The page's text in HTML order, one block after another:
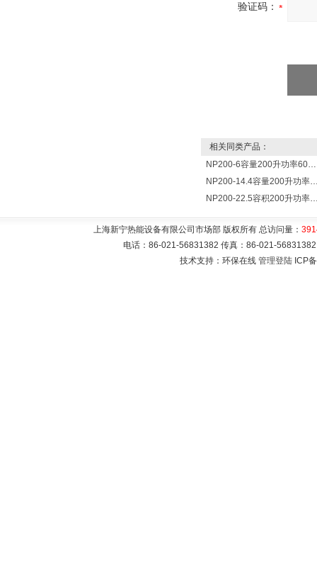
验证码：
相关同类产品：
NP200-6容量200升功率6000瓦新宁电热水器 热水锅炉
NP200-14.4容量200升功率14400瓦蓄
NP200-22.5容积200升功率22500瓦储
上海新宁热能设备有限公司市场部 版权所有 总访问量：
电话：86-021-56831382 传真：86-021-
技术支持：环保在线 管理登陆 ICP